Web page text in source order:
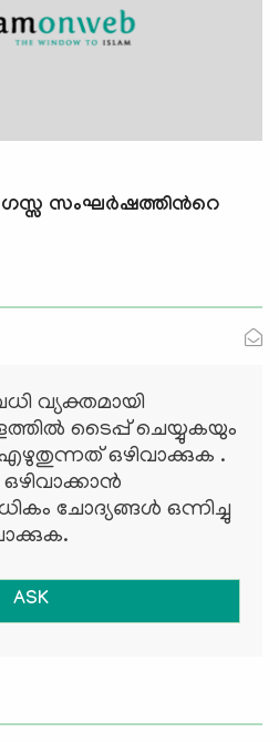
സംഘര്‍ഷത്തിന്‍റെ
വ്യക്തമായി
ടൈപ്പ് ചെയ്യുകയും
എഴുതുന്നത് ഒഴിവാക്കുക .
ചോദ്യങ്ങള്‍ ഒന്നിച്ചു
ASK